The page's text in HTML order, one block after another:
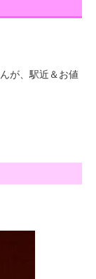
が、駅近＆お値